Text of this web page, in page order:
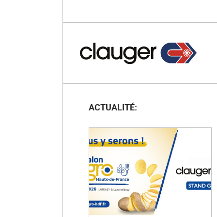
ACTUALITÉ: